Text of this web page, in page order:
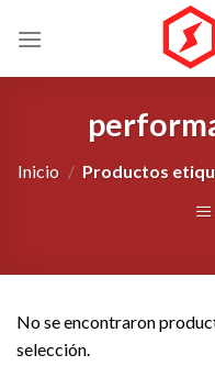
Inicio / Productos
No se encontraron
selección.